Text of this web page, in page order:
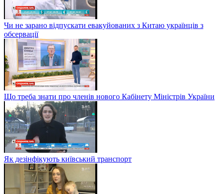
Чи не зарано відпускати евакуйованих з Китаю українців з
обсервації
Що треба знати про членів нового Кабінету Міністрів України
Як дезінфікують київський транспорт